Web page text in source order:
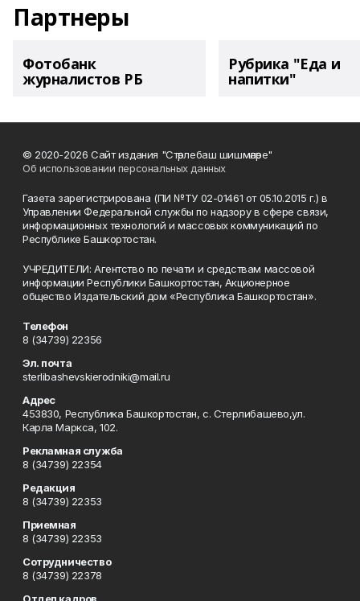
Партнеры
Фотобанк
журналистов РБ
Рубрика "Еда и
напитки"
© 2020-2026 Сайт издания "Стәрлебаш шишмәләре"
Об использовании персональных данных
Газета зарегистрирована (ПИ №ТУ 02-01461 от 05.10.2015 г.) в
Управлении Федеральной службы по надзору в сфере связи,
информационных технологий и массовых коммуникаций по
Республике Башкортостан.
УЧРЕДИТЕЛИ: Агентство по печати и средствам массовой
информации Республики Башкортостан, Акционерное
общество Издательский дом «Республика Башкортостан».
Телефон
8 (34739) 22356
Эл. почта
sterlibashevskierodniki@mail.ru
Адрес
453830, Республика Башкортостан, c. Стерлибашево,ул.
Карла Маркса, 102.
Рекламная служба
8 (34739) 22354
Редакция
8 (34739) 22353
Приемная
8 (34739) 22353
Сотрудничество
8 (34739) 22378